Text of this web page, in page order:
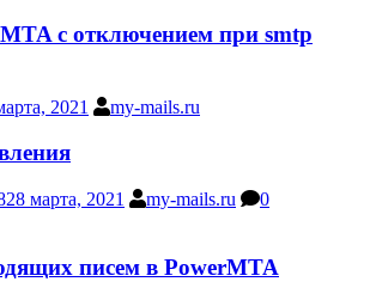
с отключением при smtp
2021 my-mails.ru
28 марта, 2021 my-mails.ru 0
писем в PowerMTA